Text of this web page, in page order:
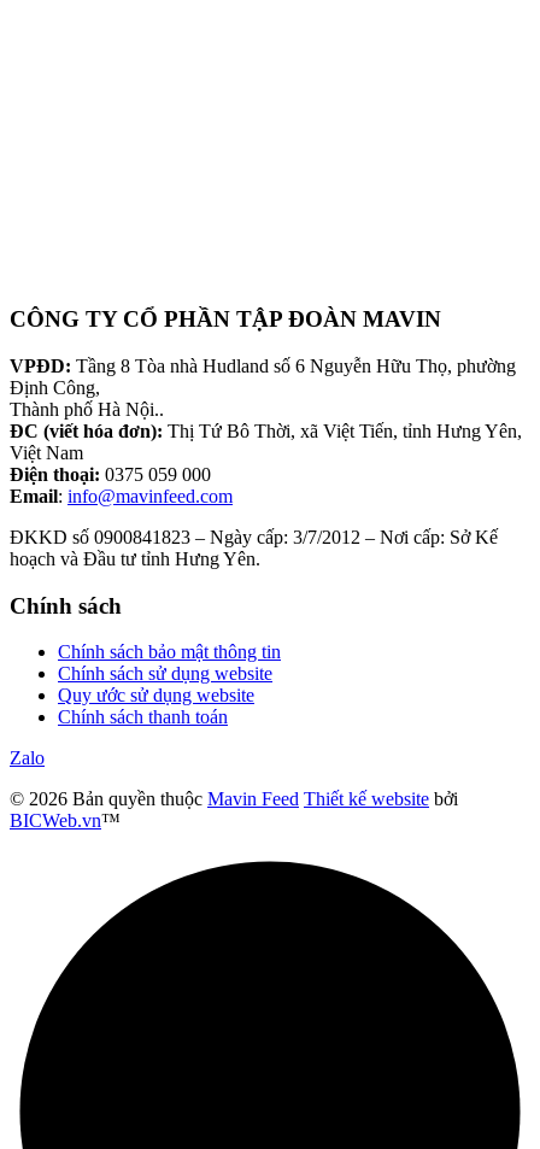
CÔNG TY CỔ PHẦN TẬP ĐOÀN MAVIN
VPĐD: Tầng 8 Tòa nhà Hudland số 6 Nguyễn Hữu Thọ, phường
Định Công,
Thành phố Hà Nội..
ĐC (viết hóa đơn): Thị Tứ Bô Thời, xã Việt Tiến, tỉnh Hưng Yên,
Việt Nam
Điện thoại: 0375 059 000
Email: info@mavinfeed.com
ĐKKD số 0900841823 – Ngày cấp: 3/7/2012 – Nơi cấp: Sở Kế
hoạch và Đầu tư tỉnh Hưng Yên.
Chính sách
Chính sách bảo mật thông tin
Chính sách sử dụng website
Quy ước sử dụng website
Chính sách thanh toán
Zalo
© 2026 Bản quyền thuộc Mavin Feed Thiết kế website bởi
BICWeb.vn™